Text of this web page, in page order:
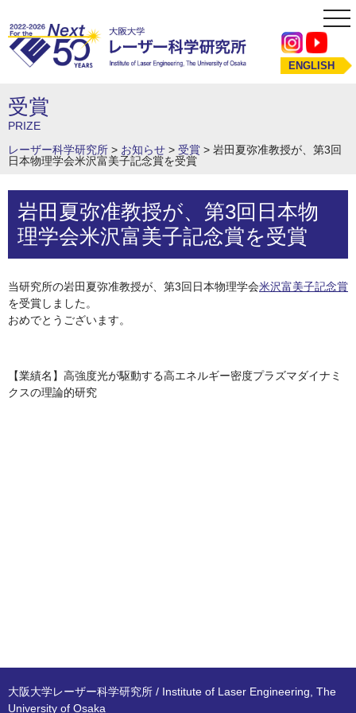
ENGLISH
受賞
PRIZE
レーザー科学研究所 > お知らせ > 受賞 > 岩田夏弥准教授が、第3回
日本物理学会米沢富美子記念賞を受賞
岩田夏弥准教授が、第3回日本物
理学会米沢富美子記念賞を受賞
当研究所の岩田夏弥准教授が、第3回日本物理学会米沢富美子記念賞
を受賞しました。
おめでとうございます。
【業績名】高強度光が駆動する高エネルギー密度プラズマダイナミ
クスの理論的研究
大阪大学レーザー科学研究所 / Institute of Laser Engineering, The
University of Osaka